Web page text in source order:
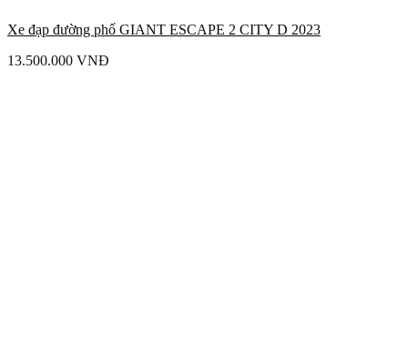
Xe đạp đường phố GIANT ESCAPE 2 CITY D 2023
13.500.000 VNĐ